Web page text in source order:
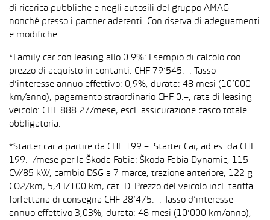
di ricarica pubbliche e negli autosili del gruppo AMAG
nonché presso i partner aderenti. Con riserva di adeguamenti
e modifiche.
*Family car con leasing allo 0.9%: Esempio di calcolo con
prezzo di acquisto in contanti: CHF 79’545.–. Tasso
d’interesse annuo effettivo: 0,9%, durata: 48 mesi (10’000
km/anno), pagamento straordinario CHF 0.–, rata di leasing
veicolo: CHF 888.27/mese, escl. assicurazione casco totale
obbligatoria.
*Starter car a partire da CHF 199.–: Starter Car, ad es. da CHF
199.–/mese per la Škoda Fabia: Škoda Fabia Dynamic, 115
CV/85 kW, cambio DSG a 7 marce, trazione anteriore, 122 g
CO2/km, 5,4 l/100 km, cat. D. Prezzo del veicolo incl. tariffa
forfettaria di consegna CHF 28’475.–. Tasso d’interesse
annuo effettivo 3,03%, durata: 48 mesi (10’000 km/anno),